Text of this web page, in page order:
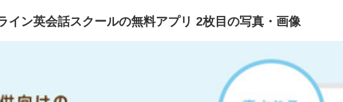
イン英会話スクールの無料アプリ 2枚目の写真・画像